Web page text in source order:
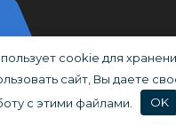
cookie для
сайт, Вы даете
с этими файлами.
OK